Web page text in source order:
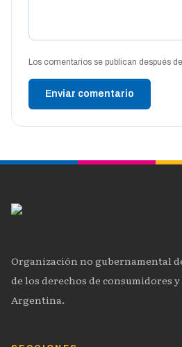
Los comentarios se publican después
Enviar comentario
Organización no gubernamental
de los derechos de consumidores
Argentina.